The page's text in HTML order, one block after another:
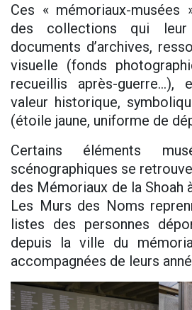
Ces « mémoriaux-musées
des collections qui
documents d’archives,
visuelle (fonds
recueillis après-
valeur historique,
(étoile jaune, uniforme de
Certains éléments
scénographiques se
des Mémoriaux de la Shoah
Les Murs des Noms
listes des personnes
depuis la ville du
accompagnées de leurs